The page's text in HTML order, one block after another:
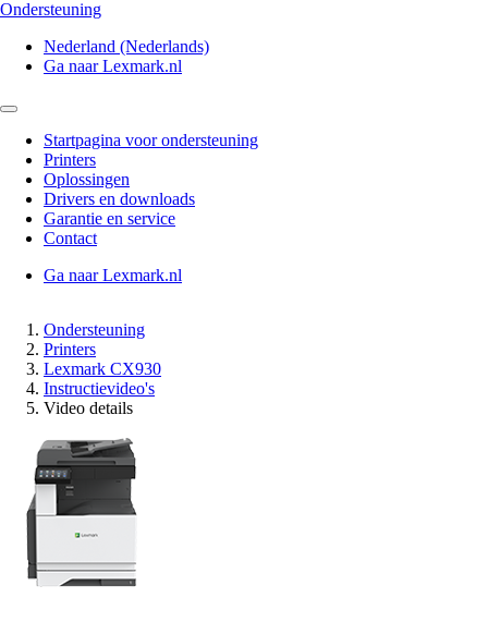
Ondersteuning
Nederland (Nederlands)
Ga naar Lexmark.nl
Startpagina voor ondersteuning
Printers
Oplossingen
Drivers en downloads
Garantie en service
Contact
Ga naar Lexmark.nl
Ondersteuning
Printers
Lexmark CX930
Instructievideo's
Video details